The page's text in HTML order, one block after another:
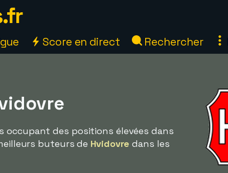
Score en direct Rechercher
occupant des positions élevées dans
buteurs de Hvidovre dans les